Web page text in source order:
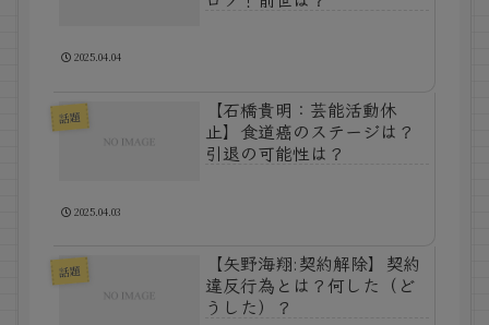
2025.04.04
話題
【石橋貴明：芸能活動休
止】食道癌のステージは？
引退の可能性は？
2025.04.03
話題
【矢野海翔:契約解除】契約
違反行為とは？何した（ど
うした）？